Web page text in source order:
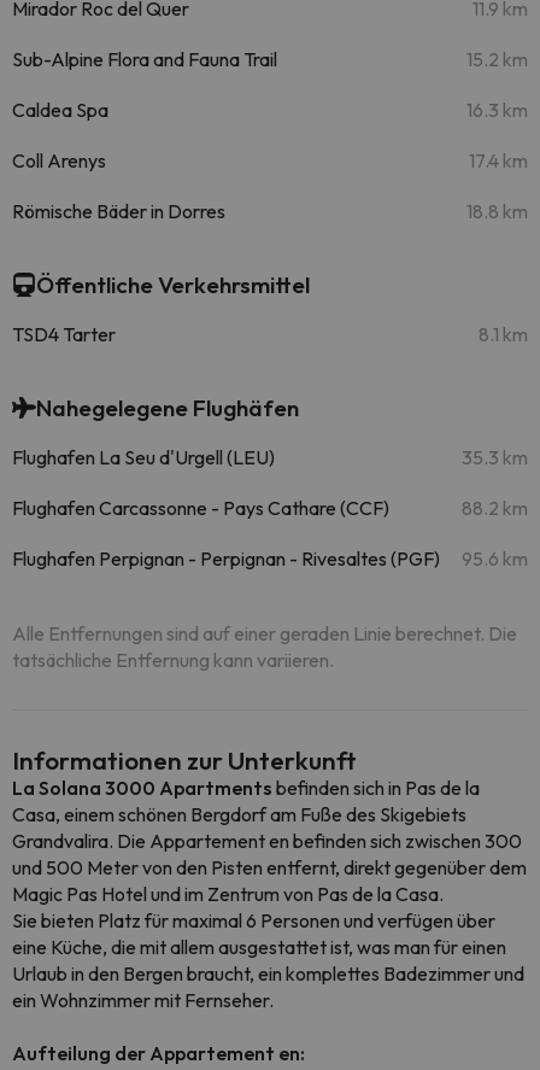
Mirador Roc del Quer 11.9 km
Sub-Alpine Flora and Fauna Trail 15.2 km
Caldea Spa 16.3 km
Coll Arenys 17.4 km
Römische Bäder in Dorres 18.8 km
Öffentliche Verkehrsmittel
TSD4 Tarter 8.1 km
Nahegelegene Flughäfen
Flughafen La Seu d'Urgell (LEU) 35.3 km
Flughafen Carcassonne - Pays Cathare (CCF) 88.2 km
Flughafen Perpignan - Perpignan - Rivesaltes (PGF) 95.6 km
Alle Entfernungen sind auf einer geraden Linie berechnet. Die
tatsächliche Entfernung kann variieren.
Informationen zur Unterkunft
La Solana 3000 Apartments befinden sich in Pas de la
Casa, einem schönen Bergdorf am Fuße des Skigebiets
Grandvalira. Die Appartement en befinden sich zwischen 300
und 500 Meter von den Pisten entfernt, direkt gegenüber dem
Magic Pas Hotel und im Zentrum von Pas de la Casa.
Sie bieten Platz für maximal 6 Personen und verfügen über
eine Küche, die mit allem ausgestattet ist, was man für einen
Urlaub in den Bergen braucht, ein komplettes Badezimmer und
ein Wohnzimmer mit Fernseher.
Aufteilung der Appartement en: